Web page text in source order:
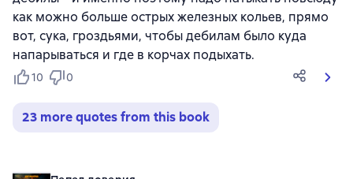
как можно больше острых железных кольев, прямо
вот, сука, гроздьями, чтобы дебилам было куда
напарываться и где в корчах подыхать.
10 0
23 more quotes from this book